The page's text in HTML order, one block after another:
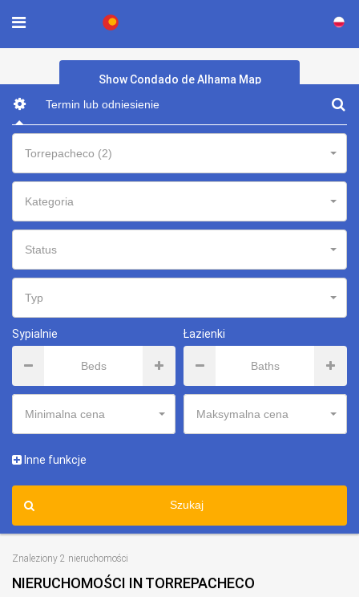
Show Condado de Alhama Map
Torrepacheco (2)
Kategoria
Status
Typ
Sypialnie Łazienki
Minimalna cena Maksymalna cena
Inne funkcje
Szukaj
Znaleziony 2 nieruchomości
NIERUCHOMOŚCI IN TORREPACHECO